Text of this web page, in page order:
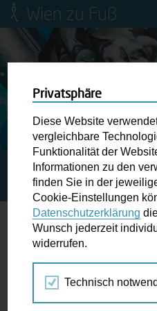
Wien zu Fuß
Mobilitätsbildung
Jugendliche
Ringstraße-
Wiener Fußwegekarte
Newsletter
Wunschbox
der Ampel ...
STARTSEITE
JOSEFSTÄDTER
13.
SEP
2019
Privatsphäre
Diese Website
vergleichbare
Funktionalität der
Informationen zu den
finden Sie in der
Cookie-Einstellungen
Datenschutzerklärung
Wunsch jederzeit
widerrufen.
Technisch